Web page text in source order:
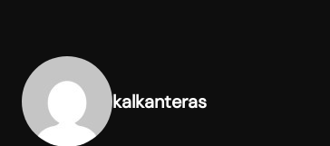
kalkanteras